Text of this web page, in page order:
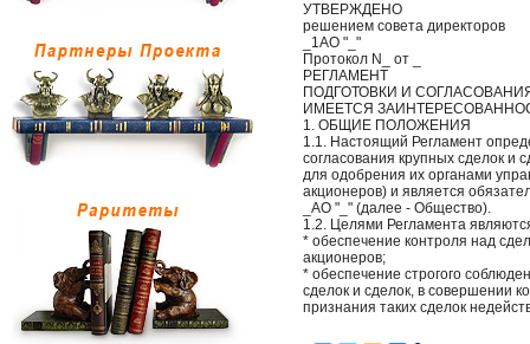
УТВЕРЖДЕНО
решением совета директоров
_1АО "_"
Протокол N_ от _
РЕГЛАМЕНТ
ПОДГОТОВКИ И
ИМЕЕТСЯ
1. ОБЩИЕ ПОЛОЖЕНИЯ
1.1. Настоящий Регламент
согласования крупных сделок и
для одобрения их органами
акционеров) и является
_АО "_" (далее - Общество).
1.2. Целями Регламента
* обеспечение контроля над
акционеров;
* обеспечение строгого
сделок и сделок, в совершении
признания таких сделок